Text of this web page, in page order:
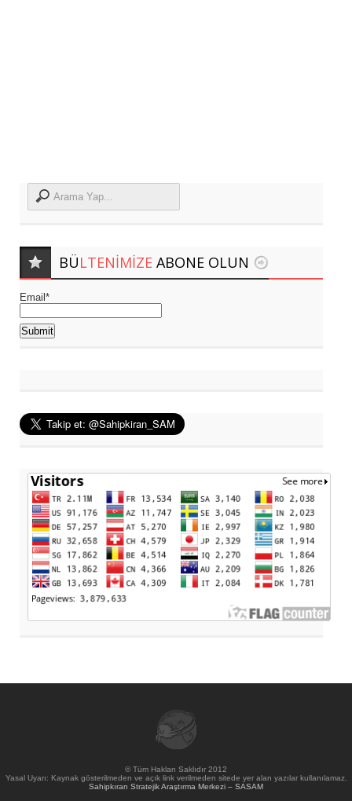
BÜLTENIMIZE ABONE OLUN
Email*
© Tüm Hakları Saklıdır 2012
Yasal Uyarı: Kaynak gösterilmeden ve açık link verilmeden sitede yer alan yazılar kullanılamaz.
Sahipkıran Stratejik Araştırma Merkezi – SASAM